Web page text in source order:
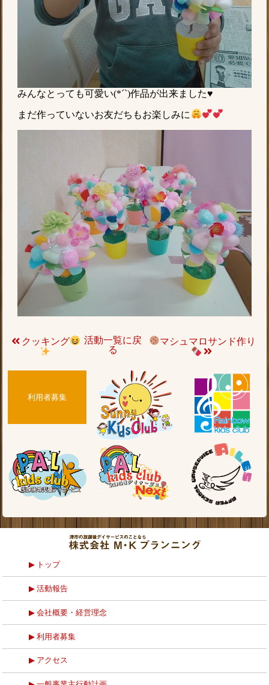
みんなとっても可愛い(*´`)作品が出来ました♥
まだ作っていないお友だちもお楽しみに
クッキング
活動一覧に戻
る
マシュマロサンド作り
利用者募集
トップ
活動報告
会社概要・経営理念
利用者募集
アクセス